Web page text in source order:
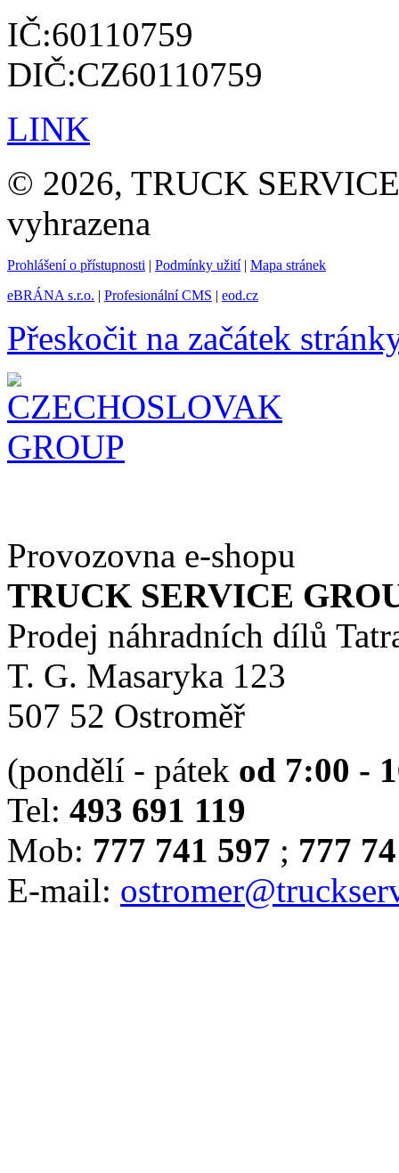
IČ:60110759
DIČ:CZ60110759
LINK
© 2026, TRUCK
vyhrazena
Prohlášení o přístupnosti | Podmínky užití| Mapa stránek
eBRÁNA s.r.o. | Profesionální CMS | eod.cz
Přeskočit na začátek
Provozovna e-shopu
TRUCK SERVICE
Prodej náhradních dílů
T. G. Masaryka 123
507 52 Ostroměř
(pondělí - pátek od 7:00 -
Tel: 493 691 119
Mob: 777 741 597 ; 777
E-mail: